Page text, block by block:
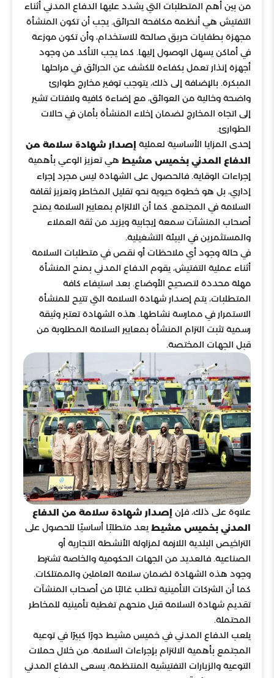
من بين أهم المتطلبات التي يشدد عليها الدفاع المدني أثناء
التفتيش هي أنظمة مكافحة الحرائق. يجب أن تكون المنشأة
مجهزة بطفايات حريق صالحة للاستخدام، وأن تكون موزعة
في أماكن يسهل الوصول إليها. كما يجب التأكد من وجود
أجهزة إنذار تعمل بكفاءة للكشف عن الحرائق في مراحلها
المبكرة. بالإضافة إلى ذلك، يتوجب توفير مخارج طوارئ
واضحة وخالية من العوائق، مع إضاءة كافية ولافتات تشير
إلى اتجاه المخارج لضمان إخلاء المنشأة بأمان في حالات
الطوارئ.
إحدى المزايا الأساسية لعملية إصدار شهادة سلامة من
الدفاع المدني بخميس مشيط هي تعزيز الوعي بأهمية
إجراءات الوقاية. فالحصول على الشهادة ليس مجرد إجراء
إداري، بل هو خطوة حيوية نحو تقليل المخاطر وتعزيز ثقافة
السلامة في المجتمع. كما أن الالتزام بمعايير السلامة يمنح
أصحاب المنشآت سمعة إيجابية ويزيد من ثقة العملاء
والمستثمرين في البيئة التشغيلية.
في حالة وجود أي ملاحظات أو نقص في متطلبات السلامة
أثناء عملية التفتيش، يقوم الدفاع المدني بمنح المنشأة
مهلة محددة لتصحيح الأوضاع. بعد استيفاء كافة
المتطلبات، يتم إصدار شهادة السلامة التي تتيح للمنشأة
الاستمرار في ممارسة نشاطها. هذه الشهادة تعتبر وثيقة
رسمية تثبت التزام المنشأة بمعايير السلامة المطلوبة من
قبل الجهات المختصة.
علاوة على ذلك، فإن إصدار شهادة سلامة من الدفاع
المدني بخميس مشيط يعد متطلبًا أساسيًا للحصول على
التراخيص البلدية اللازمة لمزاولة الأنشطة التجارية أو
الصناعية. فالعديد من الجهات الحكومية والخاصة تشترط
وجود هذه الشهادة لضمان سلامة العاملين والممتلكات.
كما أن الشركات التأمينية تطلب غالبًا من أصحاب المنشآت
تقديم شهادة السلامة قبل منحهم تغطية تأمينية للمخاطر
المحتملة.
يلعب الدفاع المدني في خميس مشيط دورًا كبيرًا في توعية
المجتمع بأهمية الالتزام بإجراءات السلامة. من خلال حملات
التوعية والزيارات التفتيشية المنتظمة، يسعى الدفاع المدني